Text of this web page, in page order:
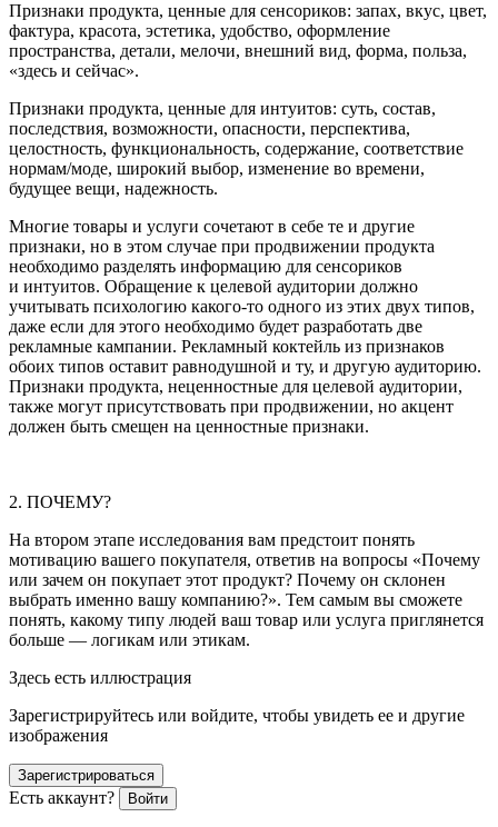
Признаки продукта, ценные для сенсориков: запах, вкус, цвет,
фактура, красота, эстетика, удобство, оформление
пространства, детали, мелочи, внешний вид, форма, польза,
«здесь и сейчас».
Признаки продукта, ценные для интуитов: суть, состав,
последствия, возможности, опасности, перспектива,
целостность, функциональность, содержание, соответствие
нормам/моде, широкий выбор, изменение во времени,
будущее вещи, надежность.
Многие товары и услуги сочетают в себе те и другие
признаки, но в этом случае при продвижении продукта
необходимо разделять информацию для сенсориков
и интуитов. Обращение к целевой аудитории должно
учитывать психологию какого-то одного из этих двух типов,
даже если для этого необходимо будет разработать две
рекламные кампании. Рекламный коктейль из признаков
обоих типов оставит равнодушной и ту, и другую аудиторию.
Признаки продукта, неценностные для целевой аудитории,
также могут присутствовать при продвижении, но акцент
должен быть смещен на ценностные признаки.
2. ПОЧЕМУ?
На втором этапе исследования вам предстоит понять
мотивацию вашего покупателя, ответив на вопросы «Почему
или зачем он покупает этот продукт? Почему он склонен
выбрать именно вашу компанию?». Тем самым вы сможете
понять, какому типу людей ваш товар или услуга приглянется
больше — логикам или этикам.
Здесь есть иллюстрация
Зарегистрируйтесь или войдите, чтобы увидеть ее и другие
изображения
Зарегистрироваться
Есть аккаунт? Войти